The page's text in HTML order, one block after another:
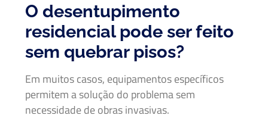
O desentupimento
residencial pode ser feito
sem quebrar pisos?
Em muitos casos, equipamentos específicos
permitem a solução do problema sem
necessidade de obras invasivas.